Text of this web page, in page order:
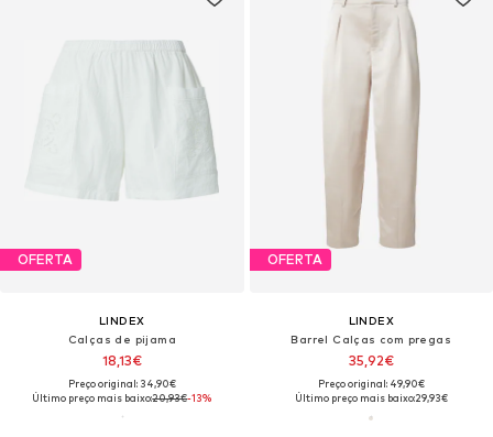
OFERTA
LINDEX
Calças de pijama
18,13€
Preço original: 34,90€
Último preço mais baixo:20,93€-13%
OFERTA
LINDEX
Barrel Calças com pregas
35,92€
Preço original: 49,90€
Último preço mais baixo:29,93€